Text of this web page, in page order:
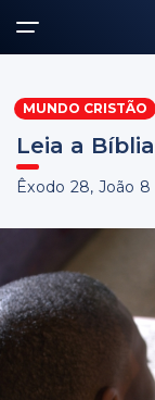
MUNDO CRISTÃO
Leia a
Êxodo 28, João